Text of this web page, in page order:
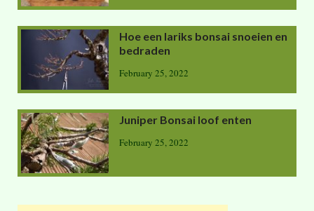
Hoe een lariks bonsai snoeien en
bedraden
February 25, 2022
Juniper Bonsai loof enten
February 25, 2022